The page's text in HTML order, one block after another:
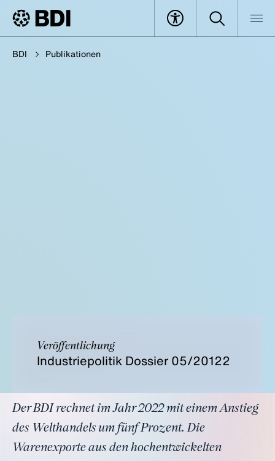
BDI Publikationen
Veröffentlichung
Industriepolitik Dossier 05/20122
Der BDI rechnet im Jahr 2022 mit einem Anstieg
des Welthandels um fünf Prozent. Die
Warenexporte aus den hochentwickelten